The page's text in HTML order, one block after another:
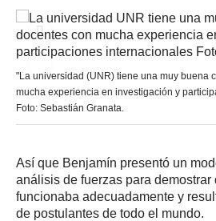
"La universidad (UNR) tiene una muy buena
mucha experiencia en investigación y
Foto: Sebastián Granata.
Así que Benjamín presentó un
análisis de fuerzas para demostrar
funcionaba adecuadamente y
de postulantes de todo el mundo.